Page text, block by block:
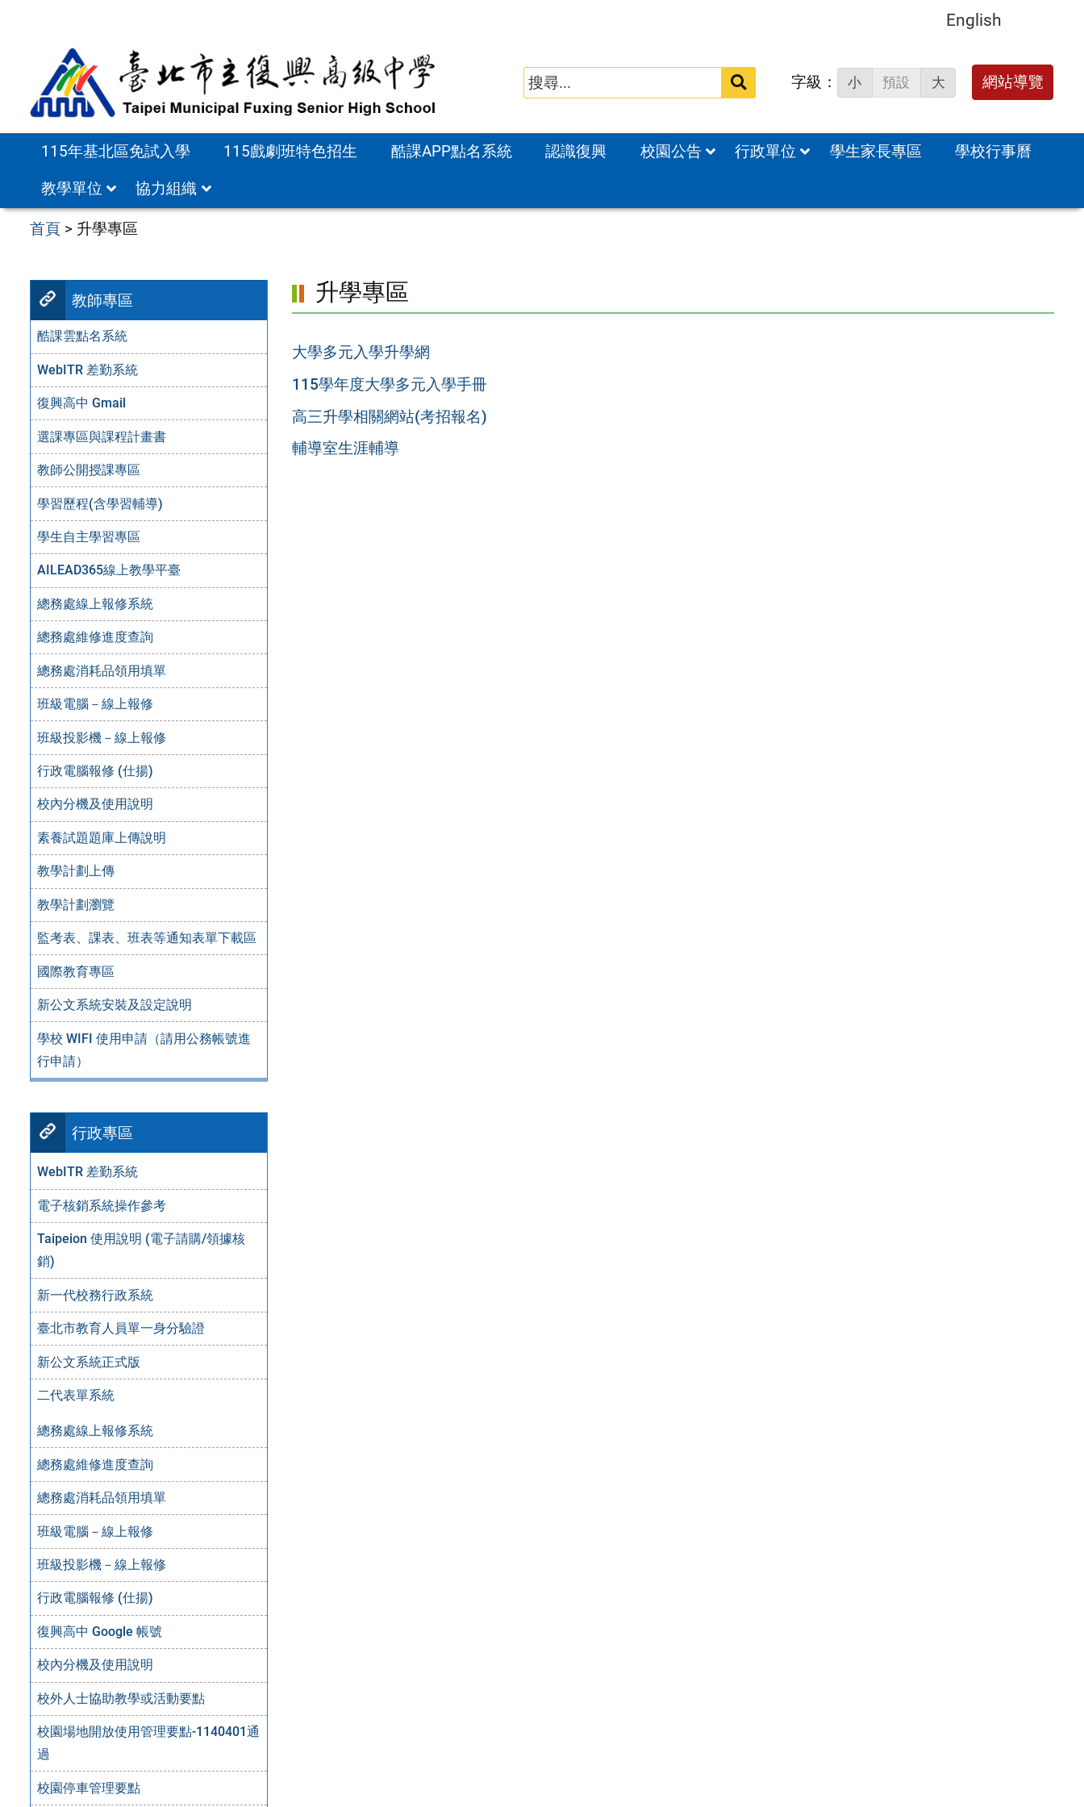
English
搜
字級： 小 預設 大 網站導覽
115年基北區免試入學 115戲劇班特色招生 酷課APP點名系統 認識復興 校園公告 行政單位 學生家長專區
學校行事曆
教學單位
協力組織
首頁 > 升學專區
教師專區
酷課雲點名系統
WebITR 差勤系統
復興高中 Gmail
選課專區與課程計畫書
教師公開授課專區
學習歷程(含學習輔導)
學生自主學習專區
AILEAD365線上教學平臺
總務處線上報修系統
總務處維修進度查詢
總務處消耗品領用填單
班級電腦－線上報修
班級投影機－線上報修
行政電腦報修 (仕揚)
校內分機及使用說明
素養試題題庫上傳說明
教學計劃上傳
教學計劃瀏覽
監考表、課表、班表等通知表單下載區
國際教育專區
新公文系統安裝及設定說明
學校 WIFI 使用申請（請用公務帳號進
行申請）
行政專區
WebITR 差勤系統
電子核銷系統操作參考
Taipeion 使用說明 (電子請購/領據核
銷)
新一代校務行政系統
臺北市教育人員單一身分驗證
新公文系統正式版
二代表單系統
總務處線上報修系統
總務處維修進度查詢
總務處消耗品領用填單
班級電腦－線上報修
班級投影機－線上報修
行政電腦報修 (仕揚)
復興高中 Google 帳號
校內分機及使用說明
校外人士協助教學或活動要點
校園場地開放使用管理要點-1140401通
過
校園停車管理要點
升學專區
大學多元入學升學網
115學年度大學多元入學手冊
高三升學相關網站(考招報名)
輔導室生涯輔導